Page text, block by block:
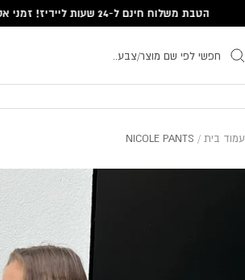
Translation
he.general.accessibility.skip_to_content
הטבת משלוח חינם ל-24 שעות ליידיז! זמני אספקה 1 עד 6 ימי עסקים
עמוד בית NICOLE PANTS